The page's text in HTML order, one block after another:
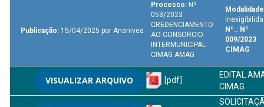
Publicação: 15/04/2025 por Ananivea
Processo: Nº
053/2023
CREDENCIAMENTO
AO CONSORCIO
INTERMUNICIPAL
CIMAG AMAG
Nº.: Nº
009/2023
CIMAG
VISUALIZAR ARQUIVO [pdf]
EDITAL
CIMAG